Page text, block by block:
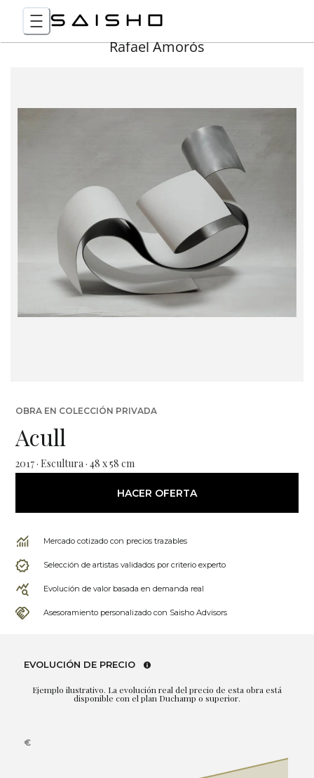
Rafael Amorós
OBRA EN COLECCIÓN PRIVADA
Acull
2017 · Escultura · 48 x 58 cm
HACER OFERTA
Mercado cotizado con precios trazables
Selección de artistas validados por criterio experto
Evolución de valor basada en demanda real
Asesoramiento personalizado con Saisho Advisors
EVOLUCIÓN DE PRECIO
Ejemplo ilustrativo. La evolución real del precio de esta obra está
disponible con el plan Duchamp o superior.